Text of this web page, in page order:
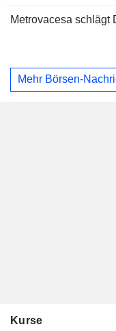
Metrovacesa schlägt
Mehr Börsen-
Kurse